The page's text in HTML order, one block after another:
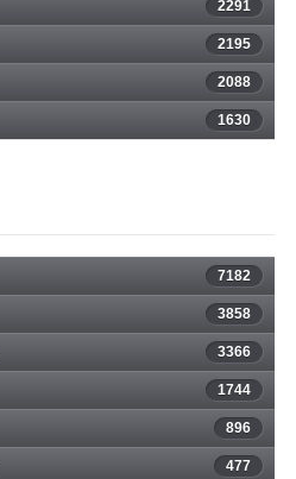
2291
2195
2088
1630
7182
3858
3366
1744
896
477